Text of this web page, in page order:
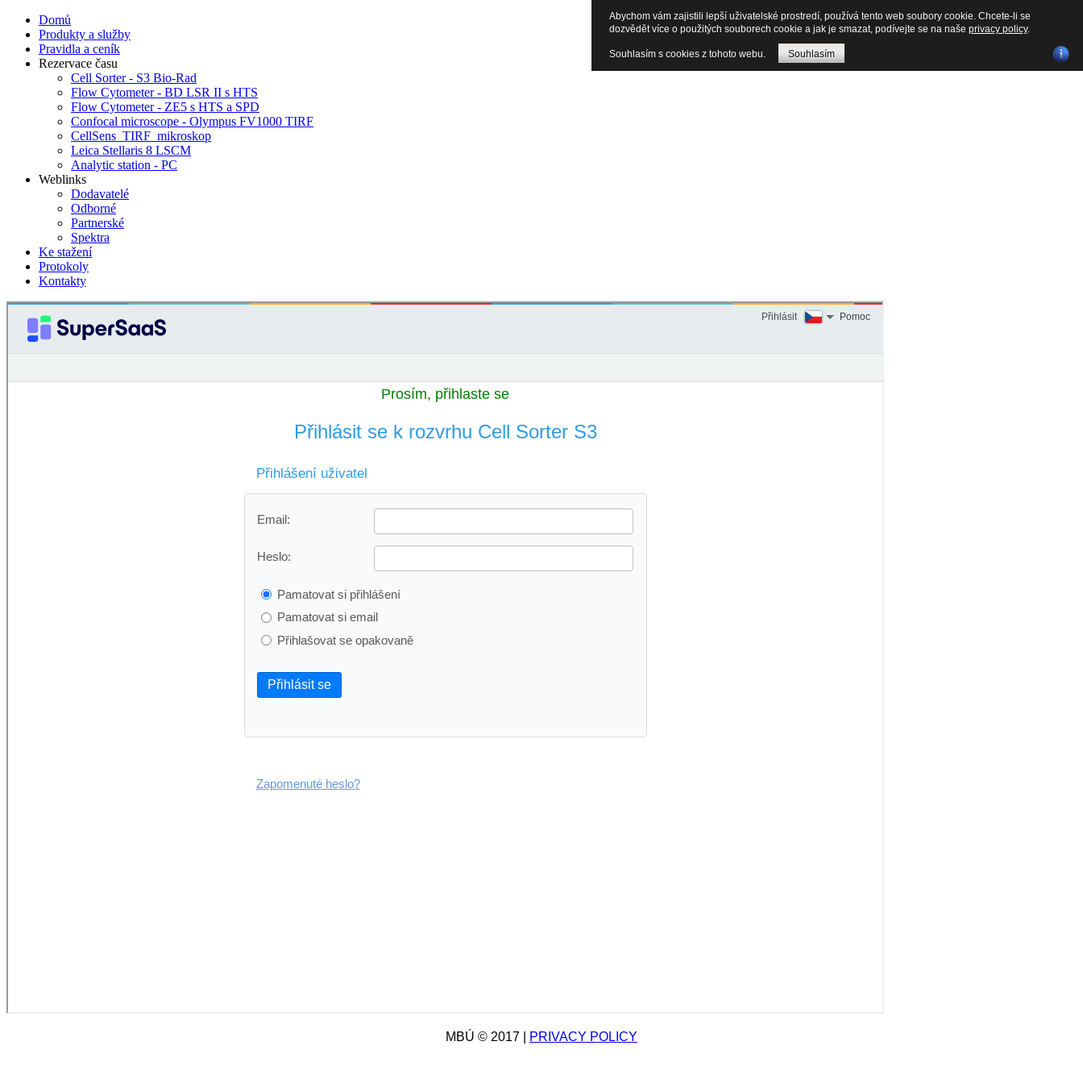
Domů
Produkty a služby
Pravidla a ceník
Rezervace času
Cell Sorter - S3 Bio-Rad
Flow Cytometer - BD LSR II s HTS
Flow Cytometer - ZE5 s HTS a SPD
Confocal microscope - Olympus FV1000 TIRF
CellSens_TIRF_mikroskop
Leica Stellaris 8 LSCM
Analytic station - PC
Weblinks
Dodavatelé
Odborné
Partnerské
Spektra
Ke stažení
Protokoly
Kontakty
MBÚ © 2017 | PRIVACY POLICY
Abychom vám zajistili lepší uživatelské prostredí, používá tento web soubory cookie. Chcete-li se
dozvědět více o použitých souborech cookie a jak je smazat, podívejte se na naše privacy policy.
Souhlasím s cookies z tohoto webu. Souhlasím